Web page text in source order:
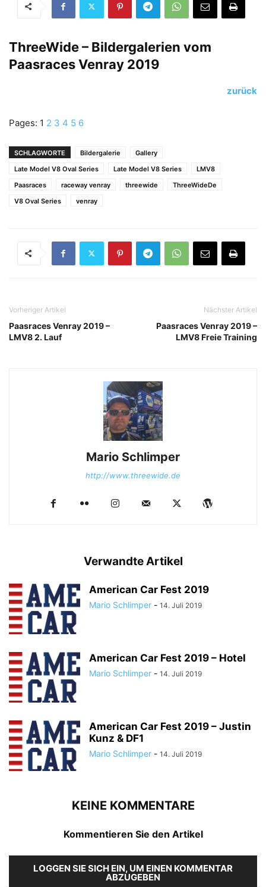
ThreeWide – Bildergalerien vom
Paasraces Venray 2019
zurück
Pages: 1 2 3 4 5 6
SCHLAGWORTE Bildergalerie
Gallery
Late Model V8 Oval Series
Late Model V8 Series
LMV8
Paasraces
raceway venray threewide
ThreeWideDe
V8 Oval Series
venray
Vorheriger Artikel
Paasraces Venray 2019 –
LMV8 2. Lauf
Nächster Artikel
Paasraces Venray 2019 –
LMV8 Freie Training
Mario Schlimper
http://www.threewide.de
Verwandte Artikel
American Car Fest 2019
Mario Schlimper - 14. Juli 2019
American Car Fest 2019 – Hotel
Mario Schlimper - 14. Juli 2019
American Car Fest 2019 – Justin
Kunz & DF1
Mario Schlimper - 14. Juli 2019
KEINE KOMMENTARE
Kommentieren Sie den Artikel
LOGGEN SIE SICH EIN, UM EINEN KOMMENTAR
ABZUGEBEN